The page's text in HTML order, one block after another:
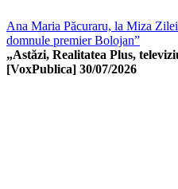
Ana Maria Păcuraru, la Miza
domnule premier Bolojan”
„Astăzi, Realitatea Plus,
[VoxPublica] 30/07/2026